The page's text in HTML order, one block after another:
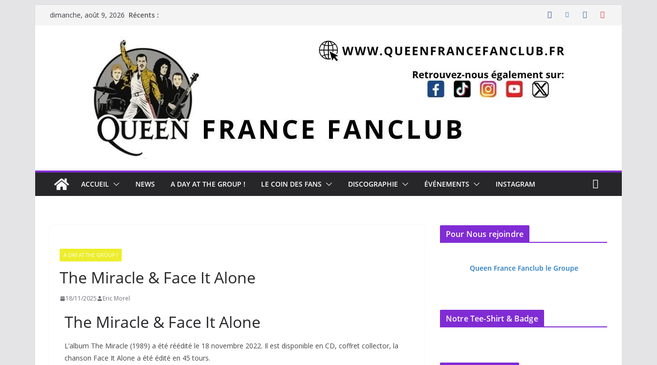
dimanche, août 9, 2026 Récents :
ACCUEIL NEWS A DAY AT THE GROUP ! LE COIN DES FANS DISCOGRAPHIE ÉVÉNEMENTS INSTAGRAM
A DAY AT THE GROUP !
The Miracle & Face It Alone
18/11/2025 Eric Morel
The Miracle & Face It Alone
L’album The Miracle (1989) a été réédité le 18 novembre 2022. Il est disponible en CD, coffret collector, la
chanson Face It Alone a été édité en 45 tours.
Pour Nous rejoindre
Queen France Fanclub le Groupe
Notre Tee-Shirt & Badge